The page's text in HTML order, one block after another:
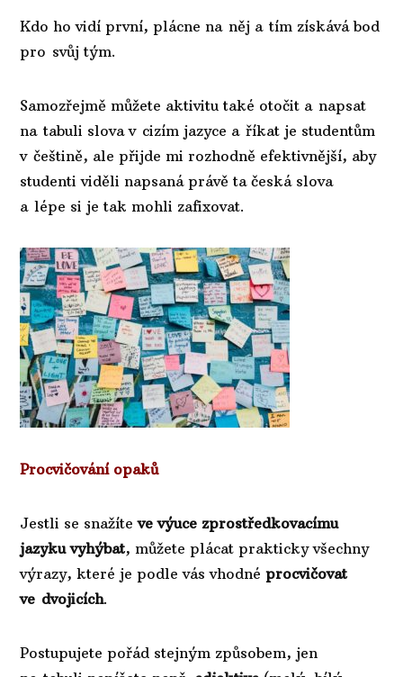
Kdo ho vidí první, plácne na něj a tím získává bod
pro svůj tým.
Samozřejmě můžete aktivitu také otočit a napsat
na tabuli slova v cizím jazyce a říkat je studentům
v češtině, ale přijde mi rozhodně efektivnější, aby
studenti viděli napsaná právě ta česká slova
a lépe si je tak mohli zafixovat.
Procvičování opaků
Jestli se snažíteve výuce zprostředkovacímu
jazyku vyhýbat, můžete plácat prakticky všechny
výrazy, které je podle vás vhodnéprocvičovat
ve dvojicích.
Postupujete pořád stejným způsobem, jen